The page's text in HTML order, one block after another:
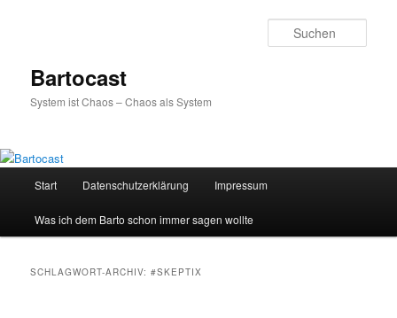
Bartocast
System ist Chaos – Chaos als System
Start Datenschutzerklärung Impressum
Was ich dem Barto schon immer sagen wollte
SCHLAGWORT-ARCHIV:#SKEPTIX